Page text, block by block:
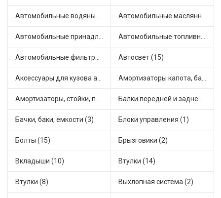
Автомобильные водяные насосы (9) Автомобильные маслянные насосы (4)
Автомобильные принадлежности и аксессуары (3) Автомобильные топливные насосы (22)
Автомобильные фильтры (1) Автосвет (15)
Аксессуары для кузова автомобиля (2) Амортизаторы капота, багажника (4)
Амортизаторы, стойки, подушки стоек (36) Балки передней и задней подвески (1)
Бачки, баки, емкости (3) Блоки управления (1)
Болты (15) Брызговики (2)
Вкладыши (10) Втулки (14)
Втулки (8) Выхлопная система (2)